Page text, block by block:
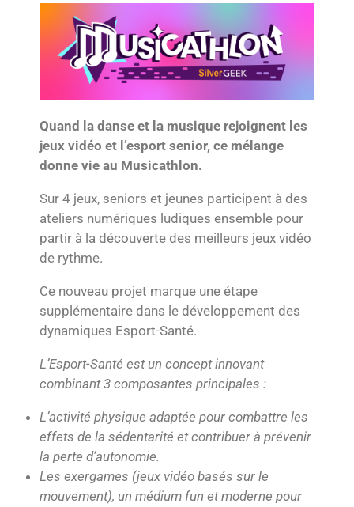
Quand la danse et la musique rejoignent les
jeux vidéo et l’esport senior, ce mélange
donne vie au Musicathlon.
Sur 4 jeux, seniors et jeunes participent à des
ateliers numériques ludiques ensemble pour
partir à la découverte des meilleurs jeux vidéo
de rythme.
Ce nouveau projet marque une étape
supplémentaire dans le développement des
dynamiques Esport-Santé.
L’Esport-Santé est un concept innovant
combinant 3 composantes principales :
L’activité physique adaptée pour combattre les
effets de la sédentarité et contribuer à prévenir
la perte d’autonomie.
Les exergames (jeux vidéo basés sur le
mouvement), un médium fun et moderne pour